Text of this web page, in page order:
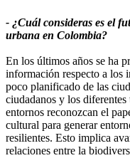
- ¿Cuál consideras es el
urbana en Colombia?
En los últimos años se ha
información respecto a los
poco planificado de las
ciudadanos y los diferentes
entornos reconozcan el
cultural para generar
resilientes. Esto implica
relaciones entre la